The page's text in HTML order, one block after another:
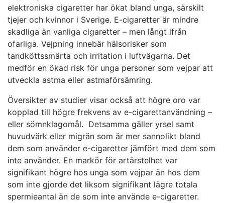
elektroniska cigaretter har ökat bland unga, särskilt
tjejer och kvinnor i Sverige. E-cigaretter är mindre
skadliga än vanliga cigaretter – men långt ifrån
ofarliga. Vejpning innebär hälsorisker som
tandköttssmärta och irritation i luftvägarna. Det
medför en ökad risk för unga personer som vejpar att
utveckla astma eller astmaförsämring.
Översikter av studier visar också att högre oro var
kopplad till högre frekvens av e-cigarettanvändning –
eller sömnklagomål. Detsamma gäller yrsel samt
huvudvärk eller migrän som är mer sannolikt bland
dem som använder e-cigaretter jämfört med dem som
inte använder. En markör för artärstelhet var
signifikant högre hos unga som vejpar än hos dem
som inte gjorde det liksom signifikant lägre totala
spermieantal än de som inte använde e-cigaretter.